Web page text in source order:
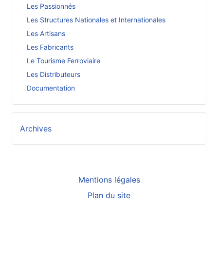
Les Passionnés
Les Structures Nationales et Internationales
Les Artisans
Les Fabricants
Le Tourisme Ferroviaire
Les Distributeurs
Documentation
Archives
Mentions légales
Plan du site